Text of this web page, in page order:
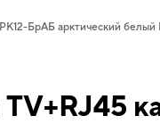
БрАБ арктический белый
TV+RJ45